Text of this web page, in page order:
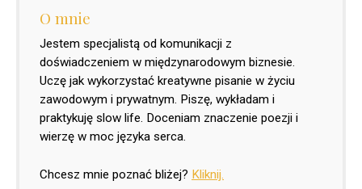
O mnie
Jestem specjalistą od komunikacji z
doświadczeniem w międzynarodowym biznesie.
Uczę jak wykorzystać kreatywne pisanie w życiu
zawodowym i prywatnym. Piszę, wykładam i
praktykuję slow life. Doceniam znaczenie poezji i
wierzę w moc języka serca.
Chcesz mnie poznać bliżej? Kliknij.